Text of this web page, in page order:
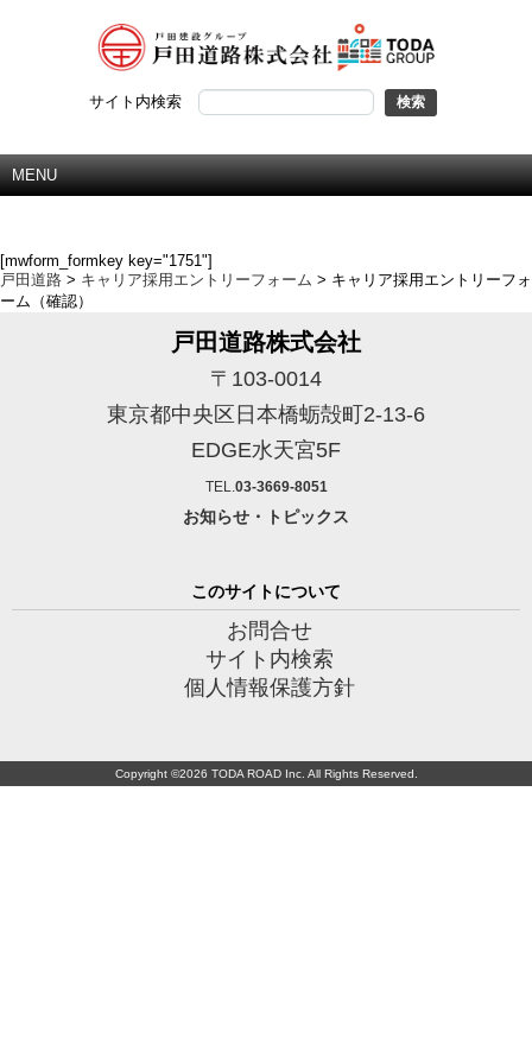
サイト内検索
MENU
[mwform_formkey key="1751"]
戸田道路 > キャリア採用エントリーフォーム > キャリア採用エントリーフォ
ーム（確認）
戸田道路株式会社
〒103-0014
東京都中央区日本橋蛎殻町2-13-6
EDGE水天宮5F
TEL.03-3669-8051
お知らせ・トピックス
このサイトについて
お問合せ
サイト内検索
個人情報保護方針
Copyright ©2026 TODA ROAD Inc. All Rights Reserved.